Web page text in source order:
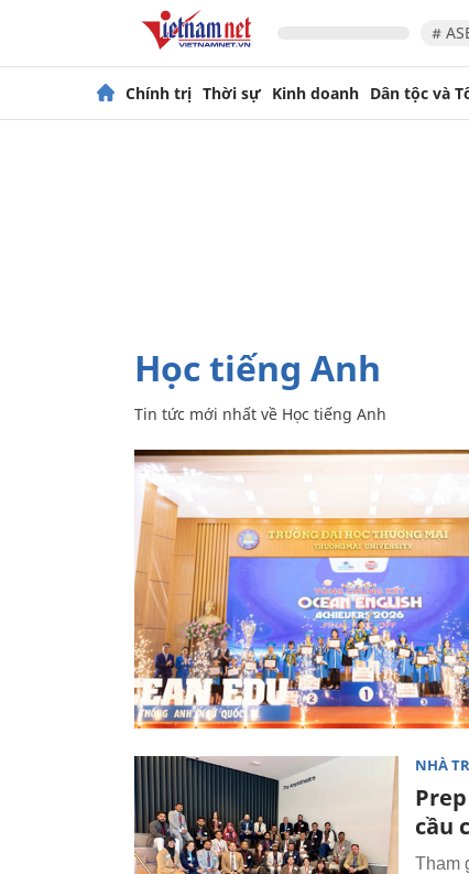
#
Chính trị Thời sự Kinh doanh Dân tộc và
Học tiếng Anh
Tin tức mới nhất về Học tiếng Anh
NHÀ
cầu
Tham